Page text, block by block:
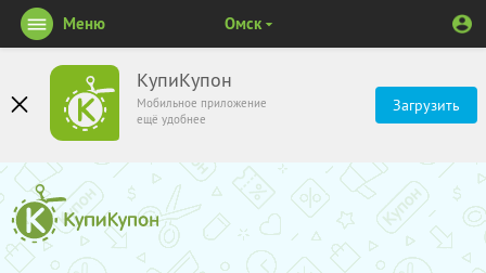
КупиКупон
Мобильное приложение
ещё удобнее
Загрузить
Меню Омск